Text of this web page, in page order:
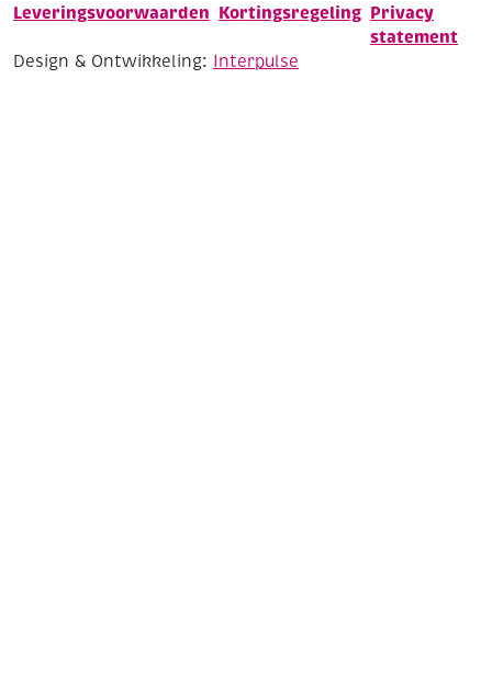
Leveringsvoorwaarden Kortingsregeling Privacy
statement
Design & Ontwikkeling: Interpulse